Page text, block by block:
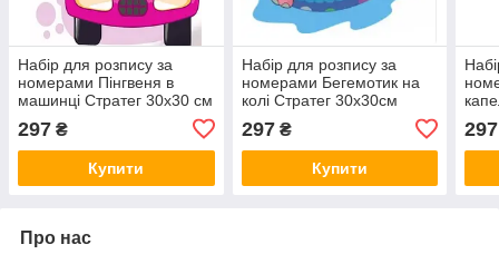
Набір для розпису за
номерами Пінгвеня в
машинці Стратег 30х30 см
297 ₴
Купити
Набір для розпису за
номерами Бегемотик на
колі Стратег 30х30см
297₴
Купити
297
Про нас